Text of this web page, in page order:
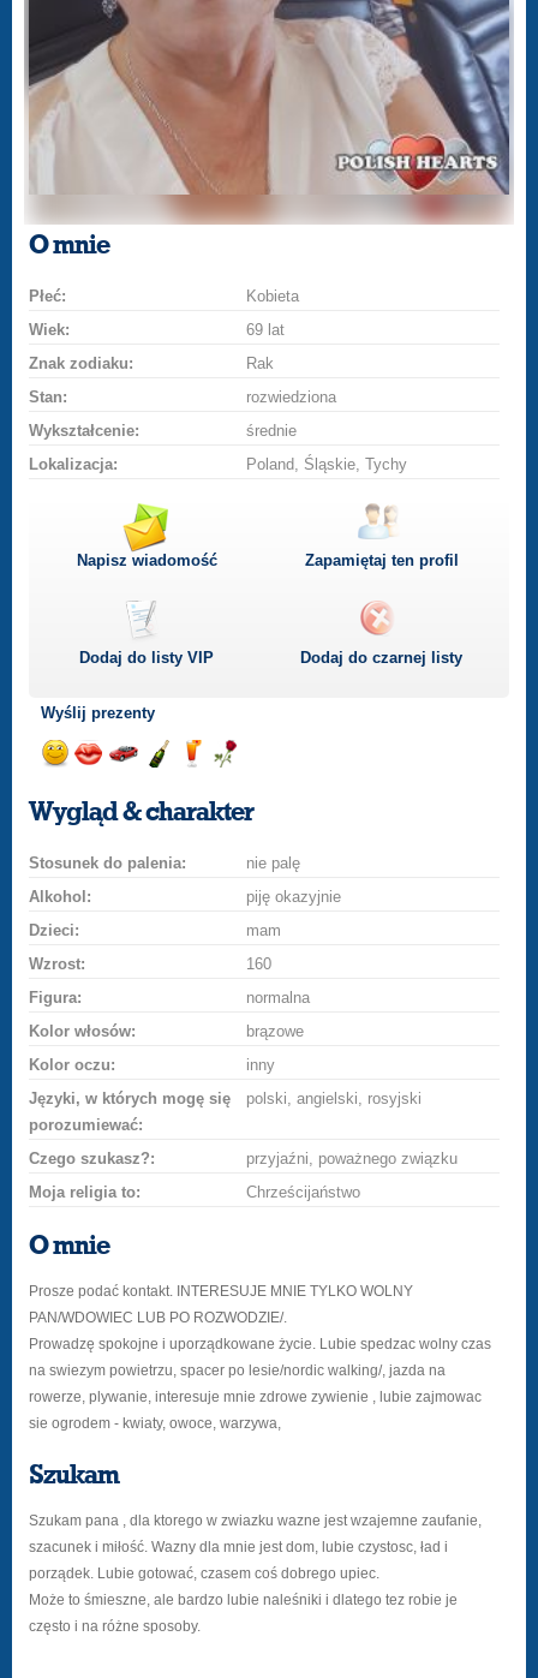
O mnie
Płeć:
Kobieta
Wiek:
69 lat
Znak zodiaku:
Rak
Stan:
rozwiedziona
Wykształcenie:
średnie
Lokalizacja:
Poland, Śląskie, Tychy
Napisz wiadomość Zapamiętaj ten profil
Dodaj do listyVIP Dodaj do czarnej listy
Wyślij prezenty
uśmiech
buziakasamochodem
szampana
drinka
różę
Wygląd & charakter
Stosunek do palenia:
nie palę
Alkohol:
piję okazyjnie
Dzieci:
mam
Wzrost:
160
Figura:
normalna
Kolor włosów:
brązowe
Kolor oczu:
inny
Języki, w których mogę się
porozumiewać:
polski, angielski, rosyjski
Czego szukasz?:
przyjaźni, poważnego związku
Moja religia to:
Chrześcijaństwo
O mnie
Prosze podać kontakt. INTERESUJE MNIE TYLKO WOLNY
PAN/WDOWIEC LUB PO ROZWODZIE/.
Prowadzę spokojne i uporządkowane życie. Lubie spedzac wolny czas
na swiezym powietrzu, spacer po lesie/nordic walking/, jazda na
rowerze, plywanie, interesuje mnie zdrowe zywienie , lubie zajmowac
sie ogrodem - kwiaty, owoce, warzywa,
Szukam
Szukam pana , dla ktorego w zwiazku wazne jest wzajemne zaufanie,
szacunek i miłość. Wazny dla mnie jest dom, lubie czystosc, ład i
porządek. Lubie gotować, czasem coś dobrego upiec.
Może to śmieszne, ale bardzo lubie naleśniki i dlatego tez robie je
często i na różne sposoby.